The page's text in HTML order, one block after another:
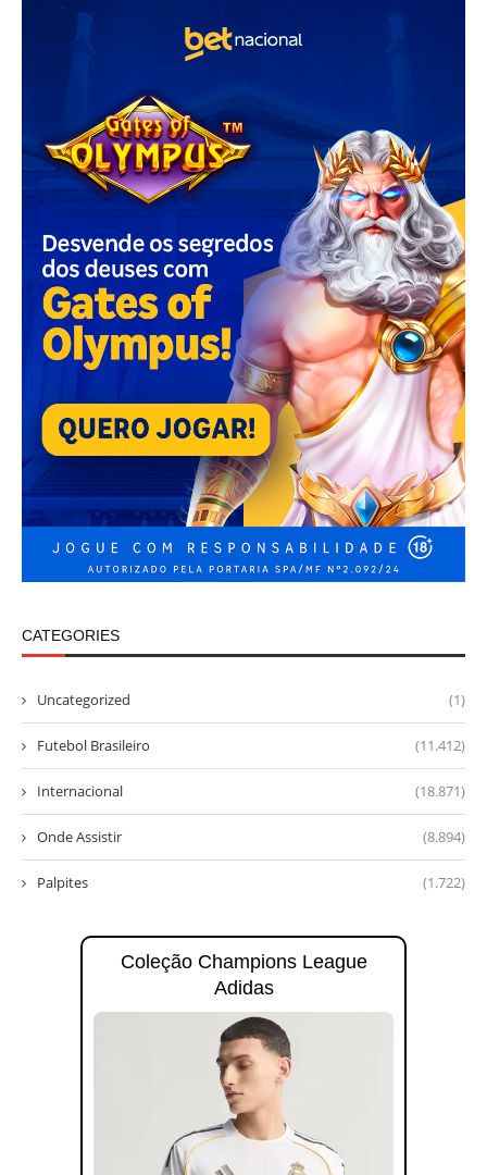
CATEGORIES
Uncategorized (1)
Futebol Brasileiro (11.412)
Internacional (18.871)
Onde Assistir (8.894)
Palpites (1.722)
Coleção Champions League
Adidas